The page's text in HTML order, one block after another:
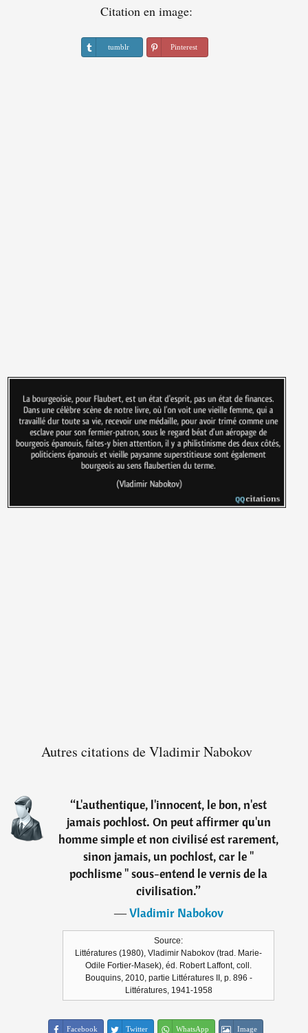
Citation en image:
tumblr Pinterest
Autres citations de Vladimir Nabokov
“L'authentique, l'innocent, le bon, n'est
jamais pochlost. On peut affirmer qu'un
homme simple et non civilisé est rarement,
sinon jamais, un pochlost, car le "
pochlisme " sous-entend le vernis de la
civilisation.”
―Vladimir Nabokov
Source:
Littératures (1980), Vladimir Nabokov (trad. Marie-
Odile Fortier-Masek), éd. Robert Laffont, coll.
Bouquins, 2010, partie Littératures II, p. 896 -
Littératures, 1941-1958
Facebook Twitter WhatsApp Image